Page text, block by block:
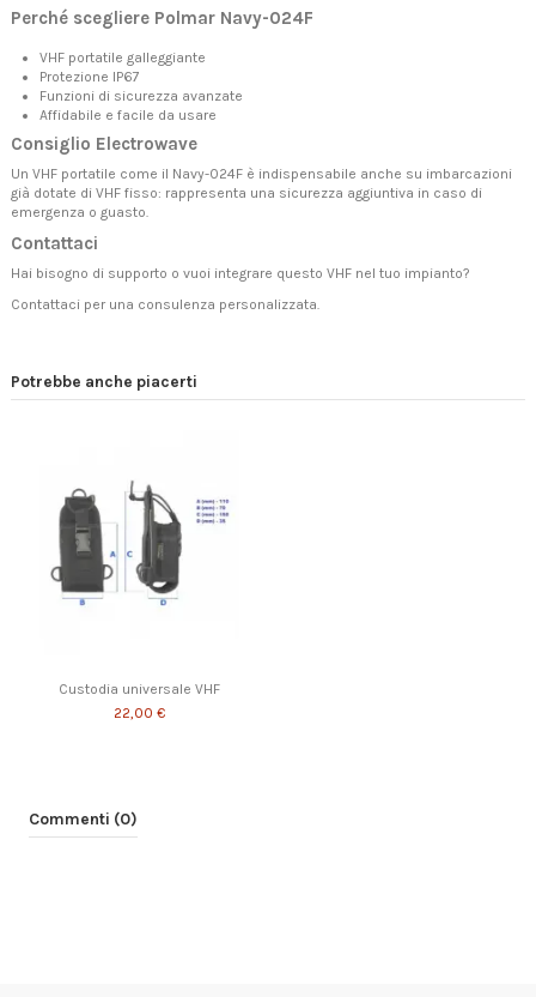
Perché scegliere Polmar Navy-024F
VHF portatile galleggiante
Protezione IP67
Funzioni di sicurezza avanzate
Affidabile e facile da usare
Consiglio Electrowave
Un VHF portatile come il Navy-024F è indispensabile anche su imbarcazioni
già dotate di VHF fisso: rappresenta una sicurezza aggiuntiva in caso di
emergenza o guasto.
Contattaci
Hai bisogno di supporto o vuoi integrare questo VHF nel tuo impianto?
Contattaci per una consulenza personalizzata.
Potrebbe anche piacerti
Custodia universale VHF
22,00 €
Commenti (0)